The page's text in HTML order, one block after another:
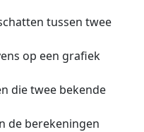
tussen twee
op een grafiek
die twee bekende
de berekeningen